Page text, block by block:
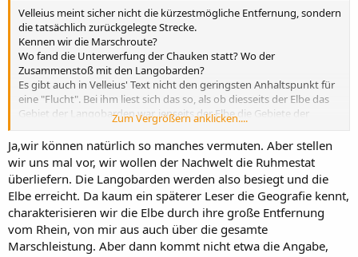
Velleius meint sicher nicht die kürzestmögliche Entfernung, sondern
die tatsächlich zurückgelegte Strecke.
Kennen wir die Marschroute?
Wo fand die Unterwerfung der Chauken statt? Wo der
Zusammenstoß mit den Langobarden?
Es gibt auch in Velleius' Text nicht den geringsten Anhaltspunkt für
eine "Flucht". Bei ihm liest sich das so, als ob diesseits der Elbe das
Gebiet der Langobarden war, jenseits der Elbe die Gebiete der
Semnonen und Hermunduren.
War sie aber nicht.
Die Versorgung kann nur die Vorbereitung für den Rückmarsch
gewesen sein.
Der Feldzug gegen Marbod fand ein Jahr später statt.
Da spielte die Elbe aber keine Rolle.
Tiberius startete genau aus der entgegengesetzten Richtung: von
der Donau aus.
Zum Vergrößern anklicken....
Ja,wir können natürlich so manches vermuten. Aber stellen
wir uns mal vor, wir wollen der Nachwelt die Ruhmestat
überliefern. Die Langobarden werden also besiegt und die
Elbe erreicht. Da kaum ein späterer Leser die Geografie kennt,
charakterisieren wir die Elbe durch ihre große Entfernung
vom Rhein, von mir aus auch über die gesamte
Marschleistung. Aber dann kommt nicht etwa die Angabe,